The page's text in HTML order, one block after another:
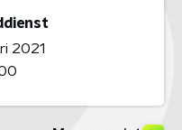
2021